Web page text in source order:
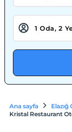
Ana sayfa Elazığ
Kristal Restaurant